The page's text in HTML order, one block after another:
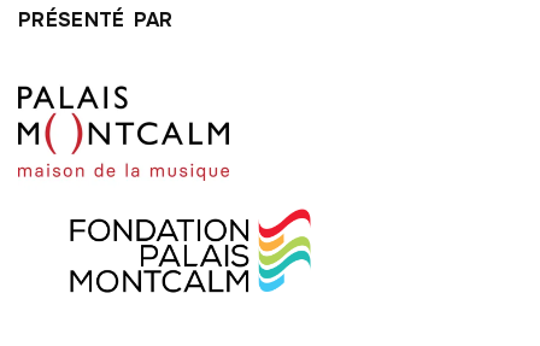
PRÉSENTÉ PAR